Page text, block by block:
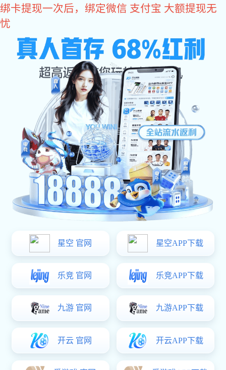
亿万28
低碳智行
亿万28集团借助深厚的产品技术积累，不断加大科技创新力度。
为汽车电动化、轻量化、小型化、绿色化发展，贡献亿万28技术方案。
亿万28 解决方案 低碳智行
产品
穿缸连接器系列